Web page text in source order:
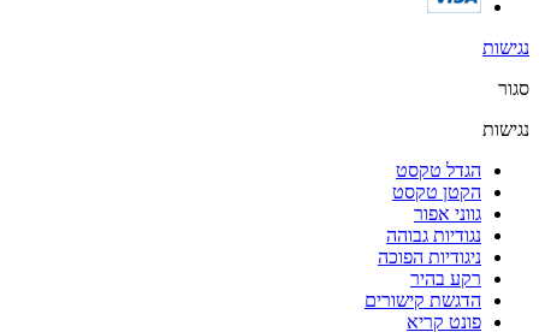
נגישות
סגור
נגישות
הגדל טקסט
הקטן טקסט
גווני אפור
נגודיות גבוהה
ניגודיות הפוכה
רקע בהיר
הדגשת קישורים
פונט קריא